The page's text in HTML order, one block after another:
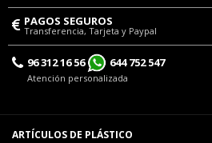
PAGOS SEGUROS
Transferencia, Tarjeta y Paypal
96 312 16 56 644 752 547
Atención personalizada
ARTÍCULOS DE PLÁSTICO